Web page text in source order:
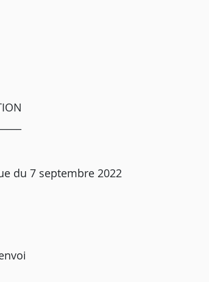
du 7 septembre 2022